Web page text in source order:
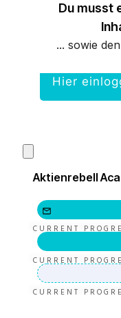
Du musst
... sowie
Hier
Aktienrebell
CURRENT
CURRENT
CURRENT